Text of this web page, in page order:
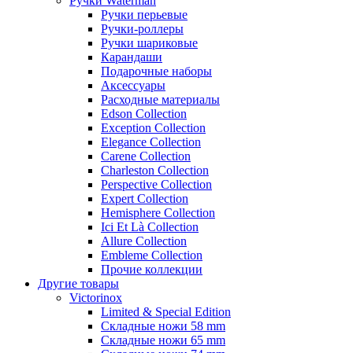
Ручки перьевые
Ручки-роллеры
Ручки шариковые
Карандаши
Подарочные наборы
Аксессуары
Расходные материалы
Edson Collection
Exception Collection
Elegance Collection
Carene Collection
Charleston Collection
Perspective Collection
Expert Collection
Hemisphere Collection
Ici Et Là Collection
Allure Collection
Embleme Collection
Прочие коллекции
Другие товары
Victorinox
Limited & Special Edition
Складные ножи 58 mm
Складные ножи 65 mm